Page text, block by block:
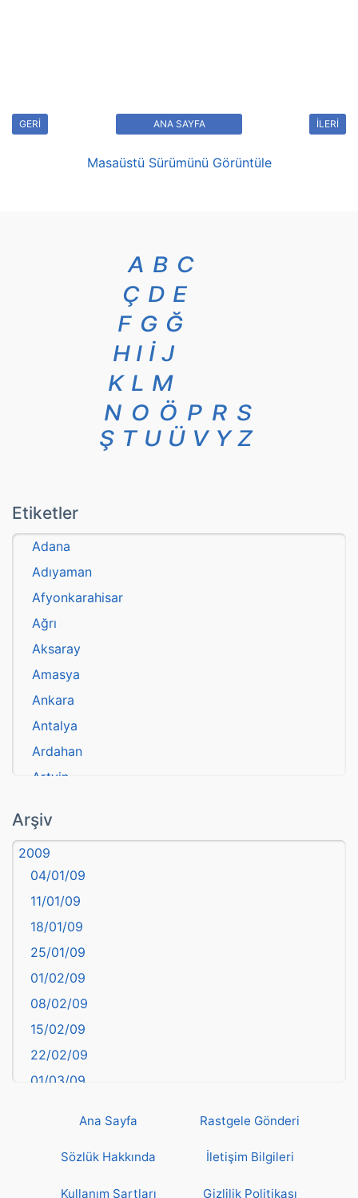
GERİ İLERİ
ANA SAYFA
Masaüstü Sürümünü Görüntüle
A B C
Ç D E
F G Ğ
H I İ J
K L M
N O Ö P R S
Ş T U Ü V Y Z
Etiketler
Adana
Adıyaman
Afyonkarahisar
Ağrı
Aksaray
Amasya
Ankara
Antalya
Ardahan
Artvin
Aydın
Balıkesir
Bartın
başkentler
Batman
Bayburt
Bilecik
Bingöl
Bitlis
Bolu
Burdur
Çankırı
Çorum
Arşiv
2009
04/01/09
11/01/09
18/01/09
25/01/09
01/02/09
08/02/09
15/02/09
22/02/09
01/03/09
22/03/09
Ana Sayfa Rastgele Gönderi
Sözlük Hakkında İletişim Bilgileri
Kullanım Şartları Gizlilik Politikası